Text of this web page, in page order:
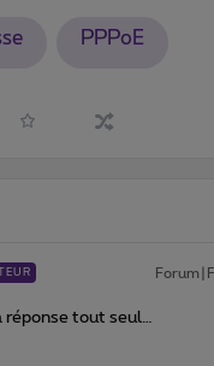
PPPoE
réponse tout seul…